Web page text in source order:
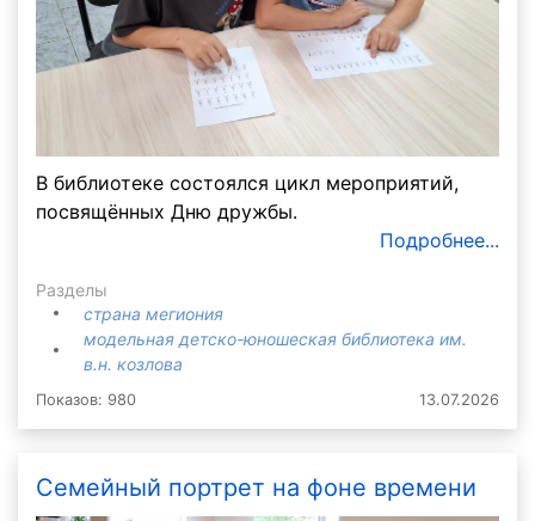
В библиотеке состоялся цикл мероприятий,
посвящённых Дню дружбы.
Подробнее...
Разделы
страна мегиония
модельная детско-юношеская библиотека им.
в.н. козлова
Показов: 980 13.07.2026
Семейный портрет на фоне времени